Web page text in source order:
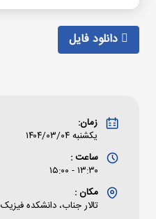
زمان:
یکشنبه ۱۴۰۴/۰۳/۰۴
ساعت :
۱۳:۳۰ - ۱۵:۰۰
مکان :
تالار جناب، دانشکده فیزیک
دانلود فایل